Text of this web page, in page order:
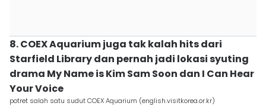
8. COEX Aquarium juga tak kalah hits dari
Starfield Library dan pernah jadi lokasi syuting
drama My Name is Kim Sam Soon dan I Can Hear
Your Voice
potret salah satu sudut COEX Aquarium (english.visitkorea.or.kr)